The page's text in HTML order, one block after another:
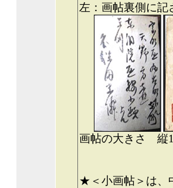
左：画帖裏側に
画帖の大きさ 縦
★＜小画帖＞は、